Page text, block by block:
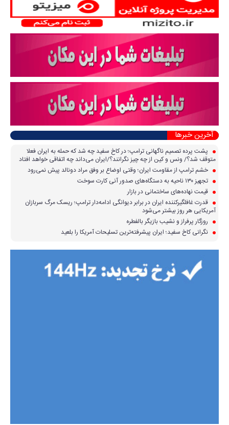
آخرین خبرها
پشت پرده تصمیم ناگهانی ترامپ؛ در کاخ سفید چه شد که حمله به ایران فعلا
متوقف شد؟/ ونس و کین از چه چیز نگرانند؟/ایران می‌داند چه اتفاقی خواهد افتاد
خشم ترامپ از مقاومت ایران؛ وقتی اوضاع بر وفق مراد دونالد پیش نمی‌رود
تجهیز ۱۳۰ ناحیه به دستگاه‌های صدور آنی کارت سوخت
قیمت نهاده‌های ساختمانی در بازار
قدرت غافلگیرکننده ایران در برابر دیوانگی ادامه‌دار ترامپ؛ ریسک مرگ سربازان
آمریکایی هر روز بیشتر می‌شود
روزگار پرفراز و نشیب بازیگر بالفطره
نگرانی کاخ سفید؛ ایران پیشرفته‌ترین تسلیحات آمریکا را بلعید